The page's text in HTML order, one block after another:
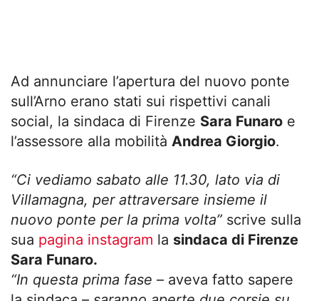
Ad annunciare l’apertura del nuovo ponte
sull’Arno erano stati sui rispettivi canali
social, la sindaca di Firenze Sara Funaro e
l’assessore alla mobilità Andrea Giorgio.
“Ci vediamo sabato alle 11.30, lato via di
Villamagna, per attraversare insieme il
nuovo ponte per la prima volta” scrive sulla
sua pagina instagram la sindaca di Firenze
Sara Funaro.
“In questa prima fase – aveva fatto sapere